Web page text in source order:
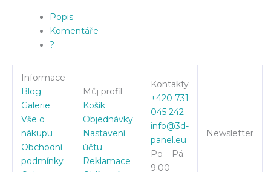
Popis
Komentáře
?
Informace
Blog
Galerie
Vše o
nákupu
Obchodní
podmínky
Můj profil
Košík
Objednávky
Nastavení
účtu
Reklamace
Kontakty
+420 731
045 242
info@3d-
panel.eu
Po – Pá:
9:00 –
Newsletter